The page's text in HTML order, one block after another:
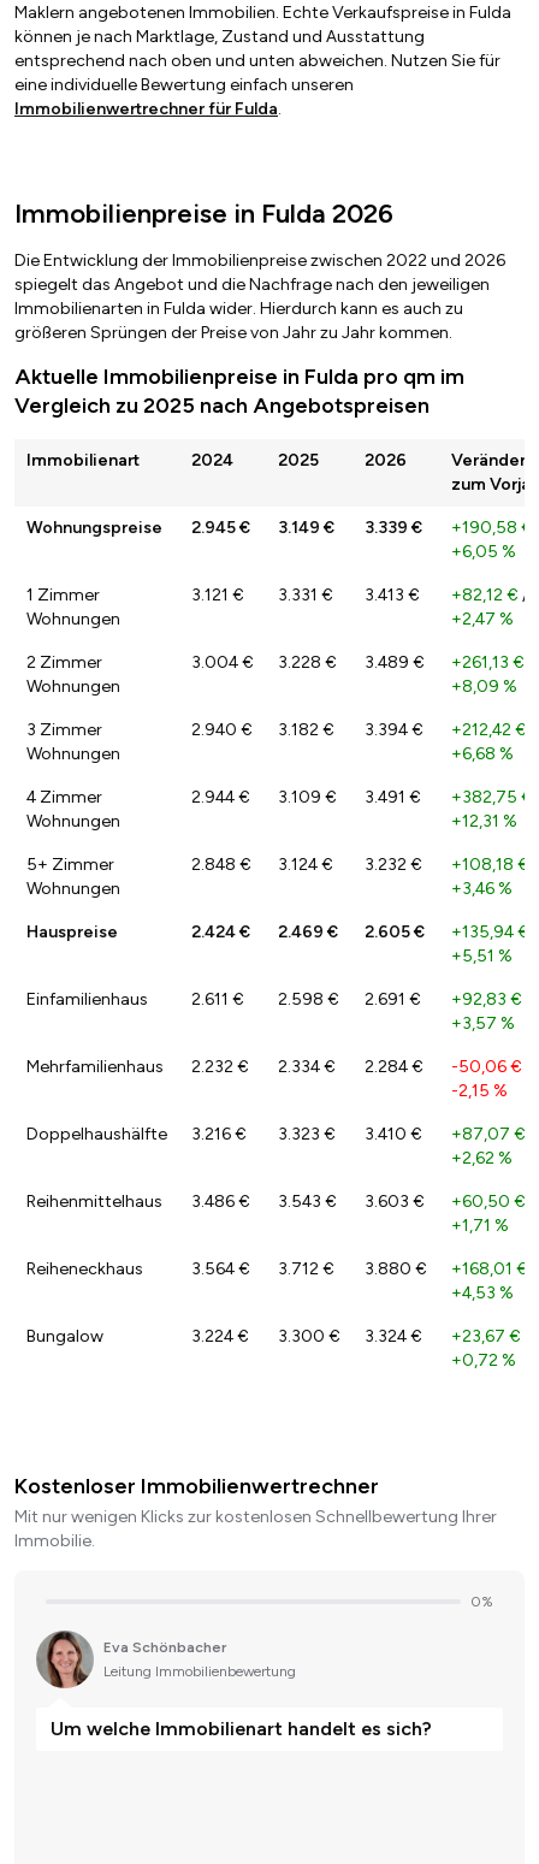
Maklern angebotenen Immobilien. Echte Verkaufspreise in Fulda
können je nach Marktlage, Zustand und Ausstattung
entsprechend nach oben und unten abweichen. Nutzen Sie für
eine individuelle Bewertung einfach unseren
Immobilienwertrechner für Fulda.
Immobilienpreise in Fulda 2026
Die Entwicklung der Immobilienpreise zwischen 2022 und 2026
spiegelt das Angebot und die Nachfrage nach den jeweiligen
Immobilienarten in Fulda wider. Hierdurch kann es auch zu
größeren Sprüngen der Preise von Jahr zu Jahr kommen.
Aktuelle Immobilienpreise in Fulda pro qm im
Vergleich zu 2025 nach Angebotspreisen
Immobilienart 2024 2025 2026
zum
Wohnungspreise 2.945 € 3.149 € 3.339 € +190,58 €
+6,05 %
1 Zimmer
Wohnungen
3.121 € 3.331 € 3.413 € +82,12 € /
+2,47 %
2 Zimmer
Wohnungen
3.004 € 3.228 € 3.489 € +261,13 €
+8,09 %
3 Zimmer
Wohnungen
2.940 € 3.182 € 3.394 € +212,42 €
+6,68 %
4 Zimmer
Wohnungen
2.944 € 3.109 € 3.491 € +382,75 €
+12,31 %
5+ Zimmer
Wohnungen
2.848 € 3.124 € 3.232 € +108,18 €
+3,46 %
Hauspreise 2.424 € 2.469 € 2.605 € +135,94 €
+5,51 %
Einfamilienhaus 2.611 € 2.598 € 2.691 € +92,83 €
+3,57 %
Mehrfamilienhaus 2.232 € 2.334 € 2.284 € -50,06 €
-2,15 %
Doppelhaushälfte 3.216 € 3.323 € 3.410 € +87,07 €
+2,62 %
Reihenmittelhaus 3.486 € 3.543 € 3.603 € +60,50 €
+1,71 %
Reiheneckhaus 3.564 € 3.712 € 3.880 € +168,01 €
+4,53 %
Bungalow 3.224 € 3.300 € 3.324 € +23,67 €
+0,72 %
Kostenloser Immobilienwertrechner
Mit nur wenigen Klicks zur kostenlosen Schnellbewertung Ihrer
Immobilie.